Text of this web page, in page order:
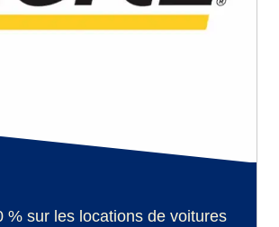
% sur les locations de voitures